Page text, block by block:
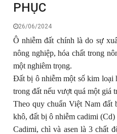
PHỤC
26/06/2024
Ô nhiễm đất chính là do sự
nông nghiệp, hóa chất trong
một nghiêm trọng.
Đất bị ô nhiễm một số kim loại
trong đất nếu vượt quá một giá
Theo quy chuẩn Việt Nam đất
khô, đất bị ô nhiễm cadimi
Cadimi, chì và asen là 3 chất